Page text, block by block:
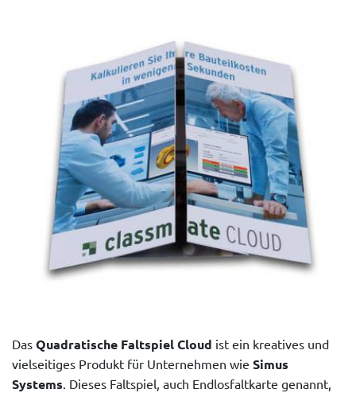
Das Quadratische Faltspiel Cloud ist ein kreatives und
vielseitiges Produkt für Unternehmen wie Simus
Systems . Dieses Faltspiel, auch Endlosfaltkarte genannt,